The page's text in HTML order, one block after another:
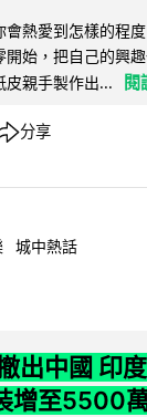
熱愛到怎樣的程
開始，把自己的興
皮親手製作出...
閱
分享
城中熱話
出中國 印
增至5500